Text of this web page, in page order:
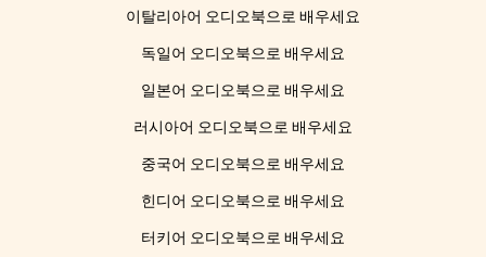
이탈리아어 오디오북으로 배우세요
독일어 오디오북으로 배우세요
일본어 오디오북으로 배우세요
러시아어 오디오북으로 배우세요
중국어 오디오북으로 배우세요
힌디어 오디오북으로 배우세요
터키어 오디오북으로 배우세요